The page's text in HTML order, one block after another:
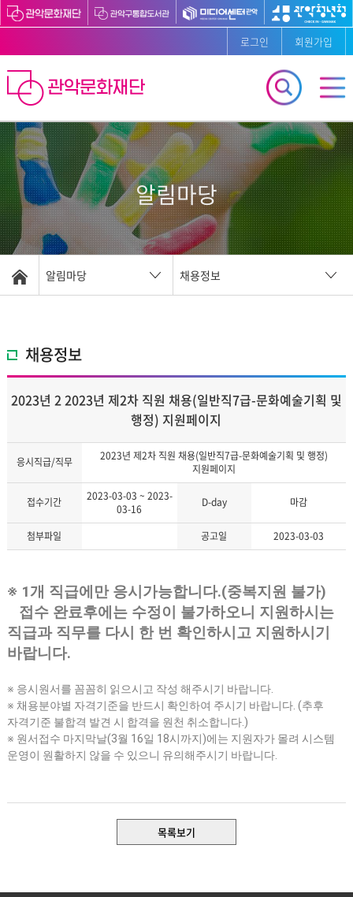
로그인 회원가입
알림마당
알림마당 채용정보
채용정보
2023년 2 2023년 제2차 직원 채용(일반직7급-문화예술기획 및
행정) 지원페이지
응시직급/직무
2023년 제2차 직원 채용(일반직7급-문화예술기획 및 행정)
지원페이지
접수기간
2023-03-03 ~ 2023-
03-16
D-day 마감
첨부파일 공고일 2023-03-03
※1개 직급에만 응시가능합니다.(중복지원 불가)
접수 완료후에는 수정이 불가하오니 지원하시는
직급과 직무를 다시 한 번 확인하시고 지원하시기
바랍니다.
※ 응시원서를 꼼꼼히 읽으시고 작성 해주시기 바랍니다.
※ 채용분야별 자격기준을 반드시 확인하여 주시기 바랍니다. (추후
자격기준 불합격 발견 시 합격을 원천 취소합니다.)
※ 원서접수 마지막날(3월 16일 18시까지)에는 지원자가 몰려 시스템
운영이 원활하지 않을 수 있으니 유의해주시기 바랍니다.
목록보기